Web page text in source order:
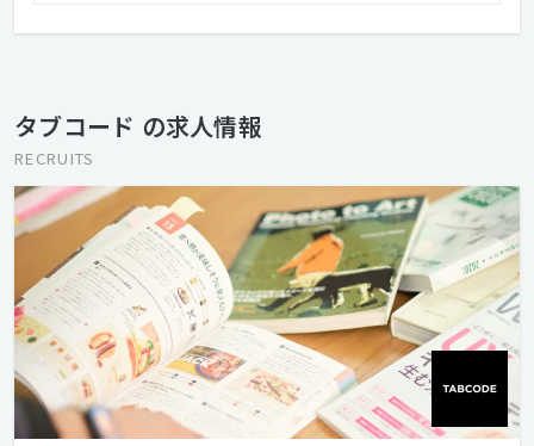
タブコード の求人情報
RECRUITS